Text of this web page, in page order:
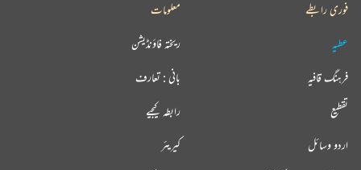
فوری رابطے
عطیہ
فرہنگ قافیہ
تقطیع
اردو وسائل
معلومات
ریختہ فاؤنڈیشن
بانی : تعارف
رابطہ کیجیے
کیریئر